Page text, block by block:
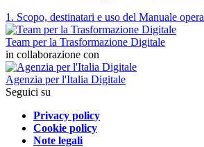
1. Scopo, destinatari e uso del Manuale
Team per la Trasformazione Digitale
in collaborazione con
Agenzia per l'Italia Digitale
Seguici su
Privacy policy
Cookie policy
Note legali